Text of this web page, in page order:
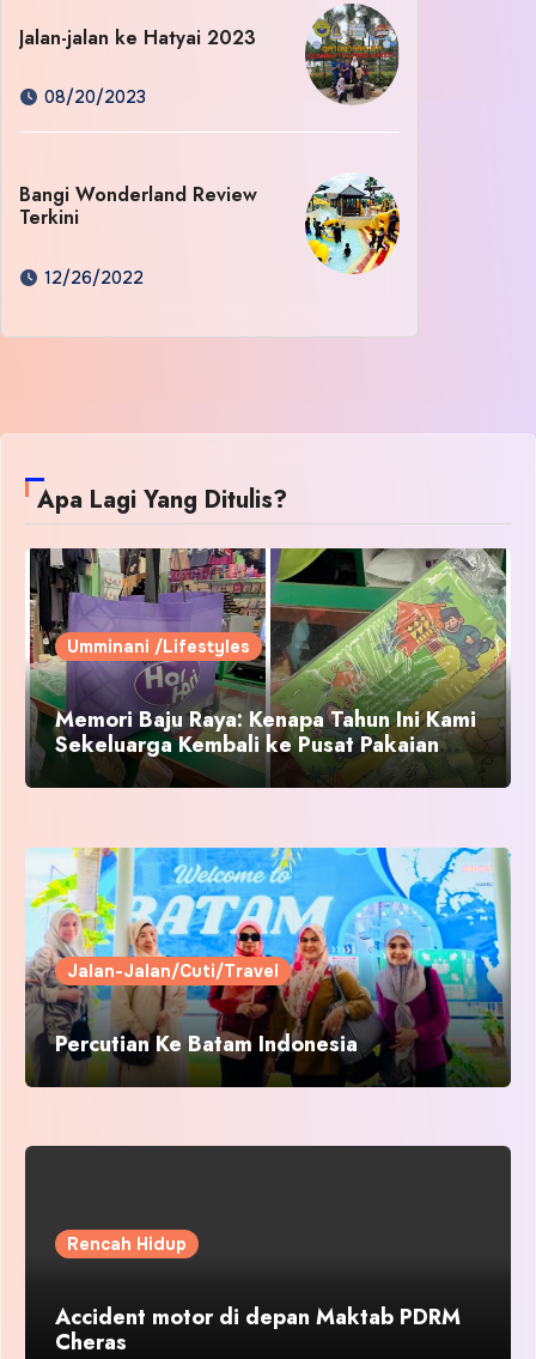
Jalan-jalan ke Hatyai 2023
08/20/2023
Bangi Wonderland Review
Terkini
12/26/2022
Apa Lagi Yang Ditulis?
Umminani /Lifestyles
Memori Baju Raya: Kenapa Tahun Ini Kami
Sekeluarga Kembali ke Pusat Pakaian
Hari-Hari?
Jalan-Jalan/Cuti/Travel
Percutian Ke Batam Indonesia
Rencah Hidup
Accident motor di depan Maktab PDRM
Cheras